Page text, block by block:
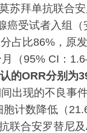
苏拜单抗联合
癌受试者入组
占比86%，原
（95% CI：
的ORR分别为
出现的不良事
计数降低（
联合安罗替尼